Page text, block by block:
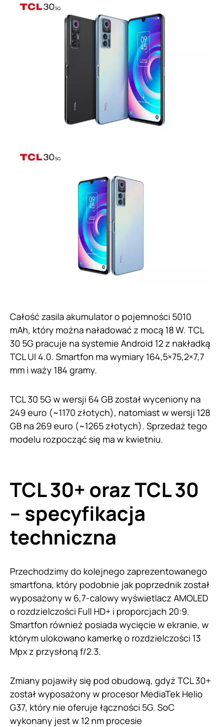
Całość zasila akumulator o pojemności 5010
mAh, który można naładować z mocą 18 W. TCL
30 5G pracuje na systemie Android 12 z nakładką
TCL UI 4.0. Smartfon ma wymiary 164,5×75,2×7,7
mm i waży 184 gramy.
TCL 30 5G w wersji 64 GB został wyceniony na
249 euro (~1170 złotych), natomiast w wersji 128
GB na 269 euro (~1265 złotych). Sprzedaż tego
modelu rozpocząć się ma w kwietniu.
TCL 30+ oraz TCL 30
– specyfikacja
techniczna
Przechodzimy do kolejnego zaprezentowanego
smartfona, który podobnie jak poprzednik został
wyposażony w 6,7-calowy wyświetlacz AMOLED
o rozdzielczości Full HD+ i proporcjach 20:9.
Smartfon również posiada wycięcie w ekranie, w
którym ulokowano kamerkę o rozdzielczości 13
Mpx z przysłoną f/2.3.
Zmiany pojawiły się pod obudową, gdyż TCL 30+
został wyposażony w procesor MediaTek Helio
G37, który nie oferuje łączności 5G. SoC
wykonany jest w 12 nm procesie